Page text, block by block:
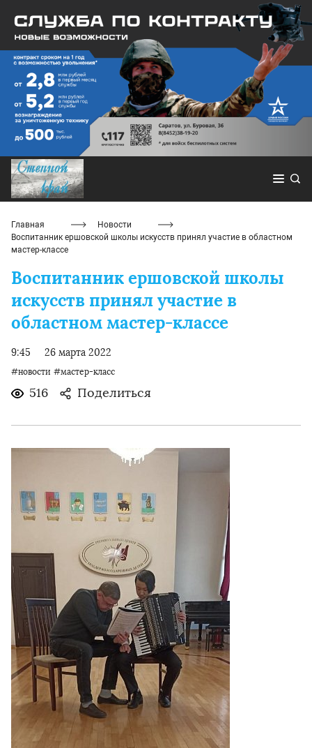
Главная
Новости
Воспитанник ершовской школы искусств принял участие в областном
мастер-классе
Воспитанник ершовской школы
искусств принял участие в
областном мастер-классе
9:45 26 марта 2022
#новости #мастер-класс
516 Поделиться